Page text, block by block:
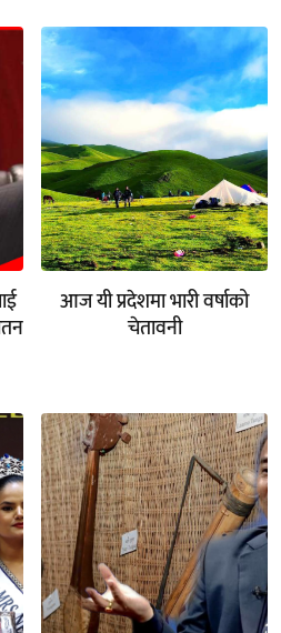
आज यी प्रदेशमा भारी वर्षाको
चेतावनी